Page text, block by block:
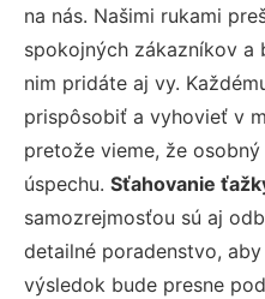
na nás. Našimi rukami
spokojných zákazníkov a
nim pridáte aj vy.
prispôsobiť a vyhovieť v
pretože vieme, že
úspechu. Sťahovanie
samozrejmosťou sú aj
detailné poradenstvo,
výsledok bude presne